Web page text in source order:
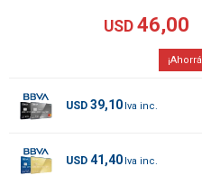
USD 46,00
USD 39,10
USD 41,40